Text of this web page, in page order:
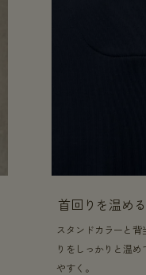
首回りを温める
スタンドカラーと
りをしっかりと温
やすく。